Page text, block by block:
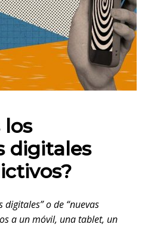
los
digitales
o de “nuevas
a un móvil, una tablet, un